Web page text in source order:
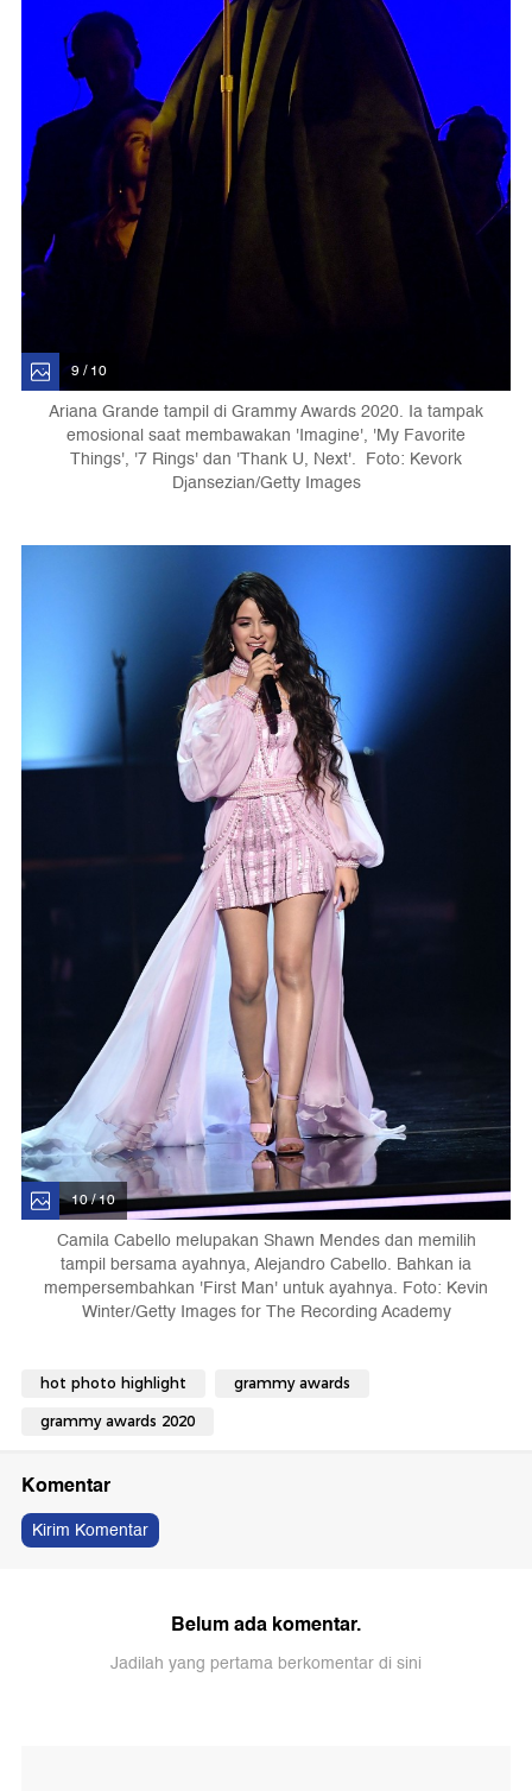
9 / 10
Ariana Grande tampil di Grammy Awards 2020. Ia tampak
emosional saat membawakan 'Imagine', 'My Favorite
Things', '7 Rings' dan 'Thank U, Next'. Foto: Kevork
Djansezian/Getty Images
10 / 10
Camila Cabello melupakan Shawn Mendes dan memilih
tampil bersama ayahnya, Alejandro Cabello. Bahkan ia
mempersembahkan 'First Man' untuk ayahnya. Foto: Kevin
Winter/Getty Images for The Recording Academy
hot photo highlight grammy awards
grammy awards 2020
Komentar
Kirim Komentar
Belum ada komentar.
Jadilah yang pertama berkomentar di sini